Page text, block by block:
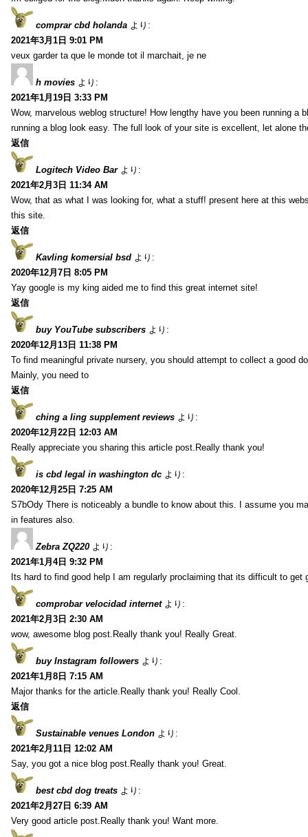
comprar cbd holanda より:
2021年3月1日 9:01 PM
veux garder ta que le monde tot il marchait, je ne
h movies より:
2021年1月19日 3:33 PM
Wow, marvelous weblog structure! How lengthy have you been running a
running a blog look easy. The full look of your site is excellent, let alone
返信
Logitech Video Bar より:
2021年2月3日 11:34 AM
Wow, that as what I was looking for, what a stuff! present here at this
this site.
返信
Kavling komersial bsd より:
2020年12月7日 8:05 PM
Yay google is my king aided me to find this great internet site!
返信
buy YouTube subscribers より:
2020年12月13日 11:38 PM
To find meaningful private nursery, you should attempt to collect a good
Mainly, you need to
返信
ching a ling supplement reviews より:
2020年12月22日 12:03 AM
Really appreciate you sharing this article post.Really thank you!
is cbd legal in washington dc より:
2020年12月25日 7:25 AM
S7bOdy There is noticeably a bundle to know about this. I assume you
in features also.
Zebra ZQ220 より:
2021年1月4日 9:32 PM
Its hard to find good help I am regularly proclaiming that its difficult to get
comprobar velocidad internet より:
2021年2月3日 2:30 AM
wow, awesome blog post.Really thank you! Really Great.
buy Instagram followers より:
2021年1月8日 7:15 AM
Major thanks for the article.Really thank you! Really Cool.
返信
Sustainable venues London より:
2021年2月11日 12:02 AM
Say, you got a nice blog post.Really thank you! Great.
best cbd dog treats より:
2021年2月27日 6:39 AM
Very good article post.Really thank you! Want more.